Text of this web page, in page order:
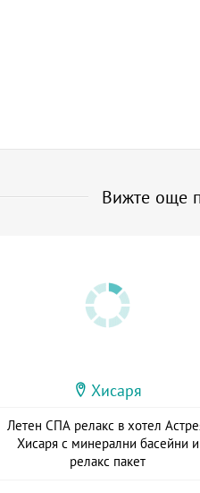
Вижте още
Хисаря
Летен СПА релакс в хотел
Хисаря с минерални басейни и
релакс пакет